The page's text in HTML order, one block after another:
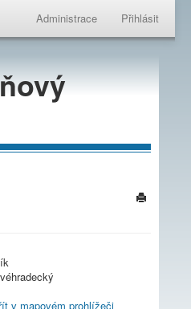
Administrace Přihlásit
v mapovém prohlížeči